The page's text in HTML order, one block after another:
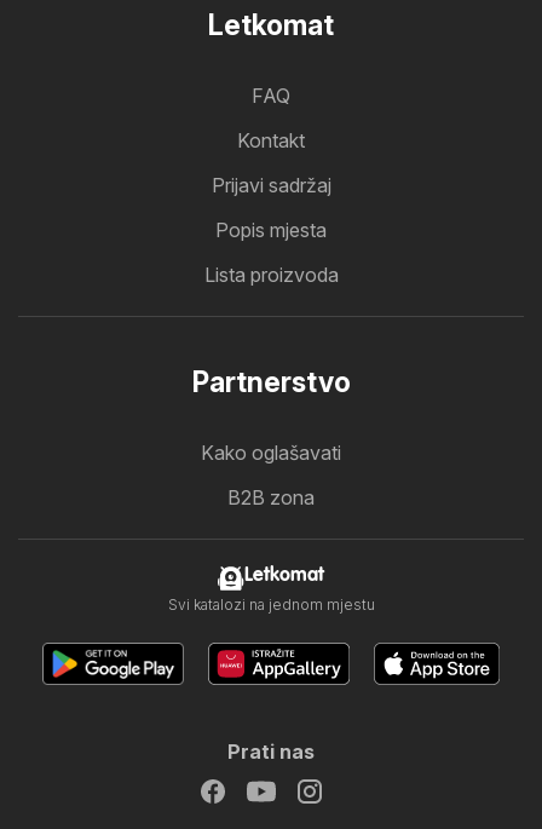
Letkomat
FAQ
Kontakt
Prijavi sadržaj
Popis mjesta
Lista proizvoda
Partnerstvo
Kako oglašavati
B2B zona
Letkomat
Svi katalozi na jednom mjestu
Prati nas